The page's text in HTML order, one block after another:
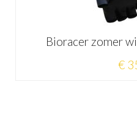
Bioracer zomer
€